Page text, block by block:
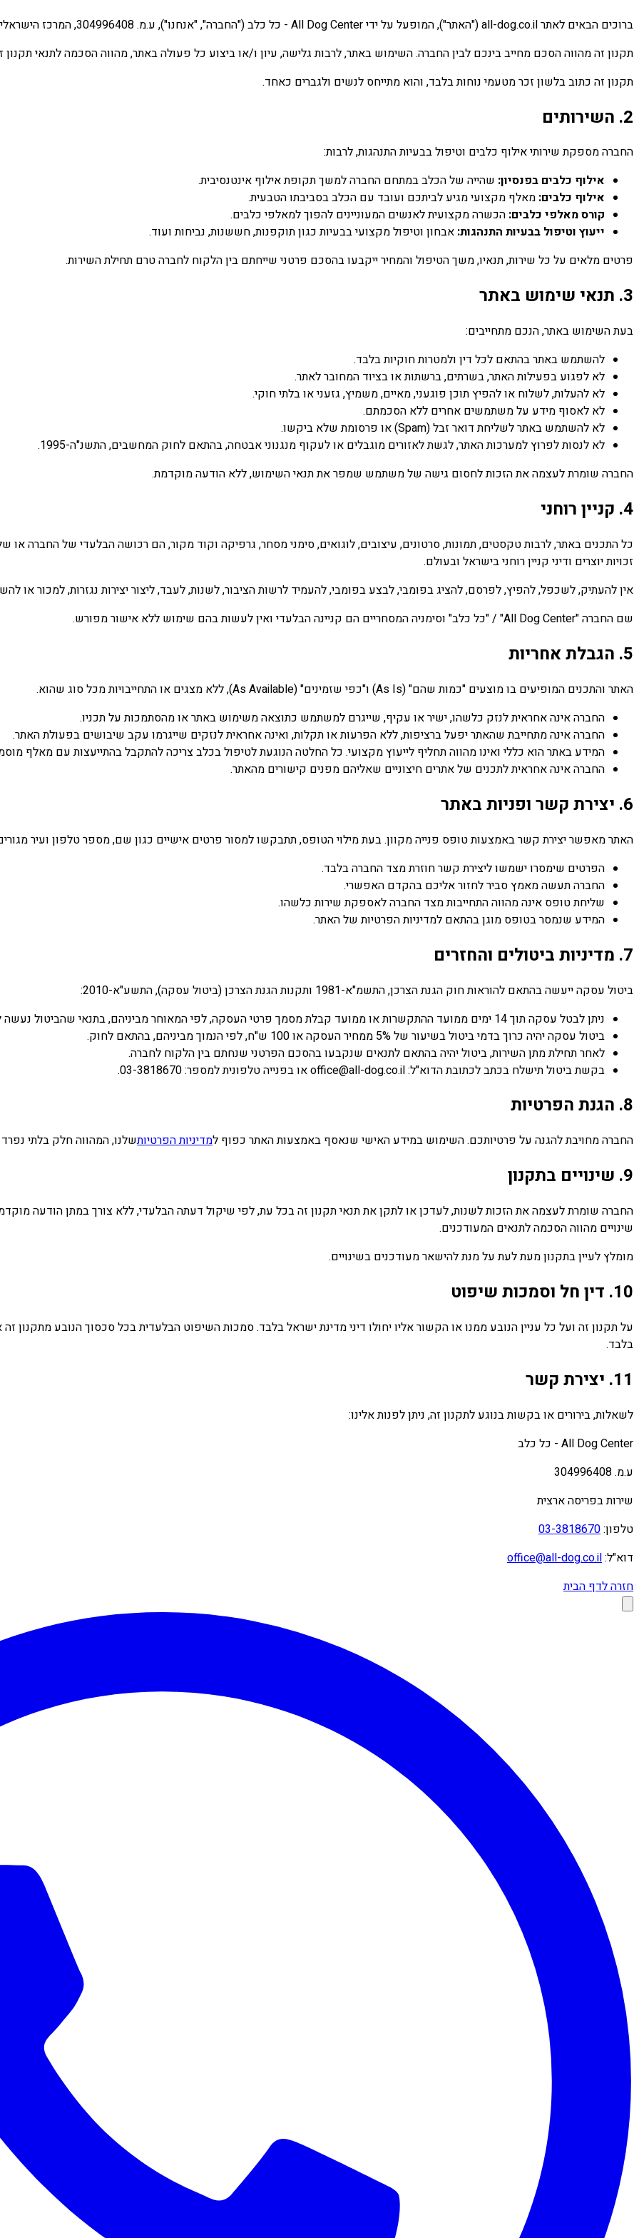
ברוכים הבאים לאתר all-dog.co.il ("האתר"), המופעל על ידי All Dog Center - כל כלב ("החברה", "אנחנו"), ע.מ. 304996408, המרכז הישראלי להתנהגות הכלב, נותנים שירות בפריסה ארצית.
תקנון זה מהווה הסכם מחייב בינכם לבין החברה. השימוש באתר, לרבות גלישה, עיון ו/או ביצוע כל פעולה באתר, מהווה הסכמה לתנאי
תקנון זה כתוב בלשון זכר מטעמי נוחות בלבד, והוא מתייחס לנשים ולגברים כאחד.
2. השירותים
החברה מספקת שירותי אילוף כלבים וטיפול בבעיות התנהגות, לרבות:
אילוף כלבים בפנסיון: שהייה של הכלב במתחם החברה למשך תקופת אילוף אינטנסיבית.
אילוף כלבים: מאלף מקצועי מגיע לביתכם ועובד עם הכלב בסביבתו הטבעית.
קורס מאלפי כלבים: הכשרה מקצועית לאנשים המעוניינים להפוך למאלפי כלבים.
ייעוץ וטיפול בבעיות התנהגות: אבחון וטיפול מקצועי בבעיות כגון תוקפנות, חששנות, נביחות ועוד.
פרטים מלאים על כל שירות, תנאיו, משך הטיפול והמחיר ייקבעו בהסכם פרטני שייחתם בין הלקוח לחברה טרם תחילת השירות.
3. תנאי שימוש באתר
בעת השימוש באתר, הנכם מתחייבים:
להשתמש באתר בהתאם לכל דין ולמטרות חוקיות בלבד.
לא לפגוע בפעילות האתר, בשרתים, ברשתות או בציוד המחובר לאתר.
לא להעלות, לשלוח או להפיץ תוכן פוגעני, מאיים, משמיץ, גזעני או בלתי חוקי.
לא לאסוף מידע על משתמשים אחרים ללא הסכמתם.
לא להשתמש באתר לשליחת דואר זבל (Spam) או פרסומת שלא ביקשו.
לא לנסות לפרוץ למערכות האתר, לגשת לאזורים מוגבלים או לעקוף מנגנוני אבטחה, בהתאם לחוק המחשבים, התשנ"ה-1995.
החברה שומרת לעצמה את הזכות לחסום גישה של משתמש שמפר את תנאי השימוש, ללא הודעה מוקדמת.
4. קניין רוחני
כל התכנים באתר, לרבות טקסטים, תמונות, סרטונים, עיצובים, לוגואים, סימני מסחר, גרפיקה וקוד מקור, הם רכושה הבלעדי של החברה או
זכויות יוצרים ודיני קניין רוחני בישראל ובעולם.
אין להעתיק, לשכפל, להפיץ, לפרסם, להציג בפומבי, לבצע בפומבי, להעמיד לרשות הציבור, לשנות, לעבד, ליצור יצירות נגזרות, למכור
שם החברה "All Dog Center" / "כל כלב" וסימניה המסחריים הם קניינה הבלעדי ואין לעשות בהם שימוש ללא אישור מפורש.
5. הגבלת אחריות
האתר והתכנים המופיעים בו מוצעים "כמות שהם" (As Is) ו"כפי שזמינים" (As Available), ללא מצגים או התחייבויות מכל סוג שהוא.
החברה אינה אחראית לנזק כלשהו, ישיר או עקיף, שייגרם למשתמש כתוצאה משימוש באתר או מהסתמכות על תכניו.
החברה אינה מתחייבת שהאתר יפעל ברציפות, ללא הפרעות או תקלות, ואינה אחראית לנזקים שייגרמו עקב שיבושים בפעולת האתר.
המידע באתר הוא כללי ואינו מהווה תחליף לייעוץ מקצועי. כל החלטה הנוגעת לטיפול בכלב צריכה להתקבל בהתייעצות עם מאלף
החברה אינה אחראית לתכנים של אתרים חיצוניים שאליהם מפנים קישורים מהאתר.
6. יצירת קשר ופניות באתר
האתר מאפשר יצירת קשר באמצעות טופס פנייה מקוון. בעת מילוי הטופס, תתבקשו למסור פרטים אישיים כגון שם, מספר טלפון ועיר
הפרטים שימסרו ישמשו ליצירת קשר חוזרת מצד החברה בלבד.
החברה תעשה מאמץ סביר לחזור אליכם בהקדם האפשרי.
שליחת טופס אינה מהווה התחייבות מצד החברה לאספקת שירות כלשהו.
המידע שנמסר בטופס מוגן בהתאם למדיניות הפרטיות של האתר.
7. מדיניות ביטולים והחזרים
ביטול עסקה ייעשה בהתאם להוראות חוק הגנת הצרכן, התשמ"א-1981 ותקנות הגנת הצרכן (ביטול עסקה), התשע"א-2010:
ניתן לבטל עסקה תוך 14 ימים ממועד ההתקשרות או ממועד קבלת מסמך פרטי העסקה, לפי המאוחר מביניהם, בתנאי שהביטול נעשה לפחות 2 ימי עסקים לפני מועד תחילת השירות.
ביטול עסקה יהיה כרוך בדמי ביטול בשיעור של 5% ממחיר העסקה או 100 ש"ח, לפי הנמוך מביניהם, בהתאם לחוק.
לאחר תחילת מתן השירות, ביטול יהיה בהתאם לתנאים שנקבעו בהסכם הפרטני שנחתם בין הלקוח לחברה.
בקשת ביטול תישלח בכתב לכתובת הדוא"ל: office@all-dog.co.il או בפנייה טלפונית למספר: 03-3818670.
8. הגנת הפרטיות
החברה מחויבת להגנה על פרטיותכם. השימוש במידע האישי שנאסף באמצעות האתר כפוף למדיניות הפרטיותשלנו, המהווה חלק בלתי
9. שינויים בתקנון
החברה שומרת לעצמה את הזכות לשנות, לעדכן או לתקן את תנאי תקנון זה בכל עת, לפי שיקול דעתה הבלעדי, ללא צורך במתן הודעה
שינויים מהווה הסכמה לתנאים המעודכנים.
מומלץ לעיין בתקנון מעת לעת על מנת להישאר מעודכנים בשינויים.
10. דין חל וסמכות שיפוט
על תקנון זה ועל כל עניין הנובע ממנו או הקשור אליו יחולו דיני מדינת ישראל בלבד. סמכות השיפוט הבלעדית בכל סכסוך הנובע
בלבד.
11. יצירת קשר
לשאלות, בירורים או בקשות בנוגע לתקנון זה, ניתן לפנות אלינו:
All Dog Center - כל כלב
ע.מ. 304996408
שירות בפריסה ארצית
טלפון:03-3818670
דוא"ל:office@all-dog.co.il
חזרה לדף הבית